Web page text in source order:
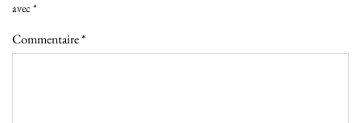
avec *
Commentaire*